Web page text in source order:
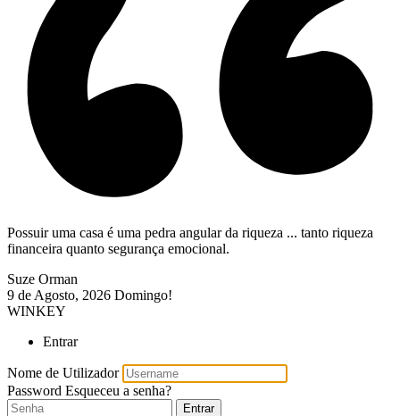
Possuir uma casa é uma pedra angular da riqueza ... tanto riqueza
financeira quanto segurança emocional.
Suze Orman
9 de Agosto, 2026 Domingo!
WINKEY
Entrar
Nome de Utilizador
Password Esqueceu a senha?
Entrar